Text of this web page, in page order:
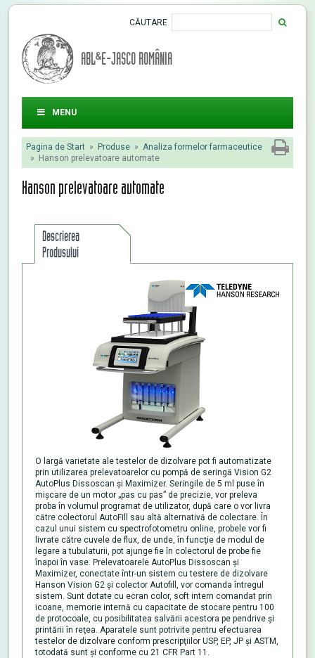
CĂUTARE
ABL&E-JASCO ROMÂNIA
MENU
Pagina de Start » Produse » Analiza formelor farmaceutice
» Hanson prelevatoare automate
Hanson prelevatoare automate
Descrierea
Produsului
O largă varietate ale testelor de dizolvare pot fi automatizate
prin utilizarea prelevatoarelor cu pompă de seringă Vision G2
AutoPlus Dissoscan şi Maximizer. Seringile de 5 ml puse în
mişcare de un motor „pas cu pas” de precizie, vor preleva
proba în volumul programat de utilizator, după care o vor livra
către colectorul AutoFill sau altă alternativă de colectare. În
cazul unui sistem cu spectrofotometru online, probele vor fi
livrate către cuvele de flux, de unde, în funcţie de modul de
legare a tubulaturii, pot ajunge fie în colectorul de probe fie
înapoi în vase. Prelevatoarele AutoPlus Dissoscan şi
Maximizer, conectate într-un sistem cu testere de dizolvare
Hanson Vision G2 şi colector Autofill, vor comanda întregul
sistem. Sunt dotate cu ecran color, soft intern comandat prin
icoane, memorie internă cu capacitate de stocare pentru 100
de protocoale, cu posibilitatea salvării acestora pe pendrive şi
printării în reţea. Aparatele sunt potrivite pentru efectuarea
testelor de dizolvare conform prescripţiilor USP, EP, JP şi ASTM,
totodată sunt şi conforme cu 21 CFR Part 11.